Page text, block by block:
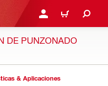
INICIE SESIÓN O
CARRITO
DE PUNZONADO
& Aplicaciones